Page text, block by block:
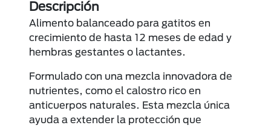
Descripción
Alimento balanceado para gatitos en
crecimiento de hasta 12 meses de edad y
hembras gestantes o lactantes.
Formulado con una mezcla innovadora de
nutrientes, como el calostro rico en
anticuerpos naturales. Esta mezcla única
ayuda a extender la protección que